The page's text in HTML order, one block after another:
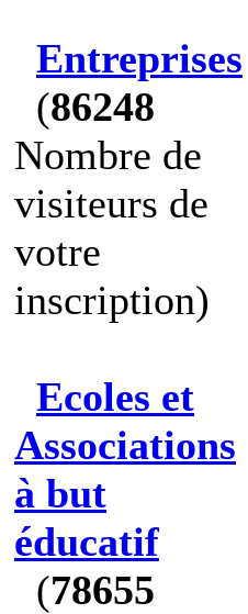
Entreprises
(86248
Nombre de
visiteurs de
votre
inscription)
Ecoles et
Associations
à but
éducatif
(78655